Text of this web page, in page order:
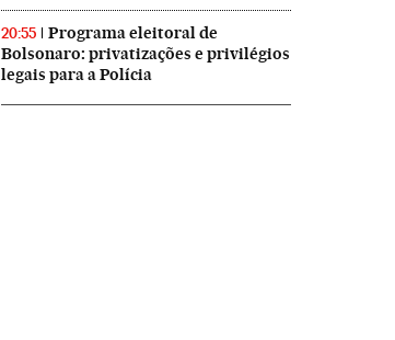
20:55
Programa eleitoral de
Bolsonaro: privatizações e privilégios
legais para a Polícia